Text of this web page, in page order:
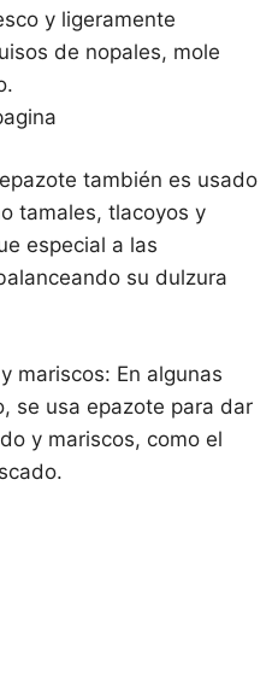
y ligeramente
de nopales, mole
también es usado
tamales, tlacoyos y
especial a las
su dulzura
mariscos: En algunas
se usa epazote para dar
y mariscos, como el